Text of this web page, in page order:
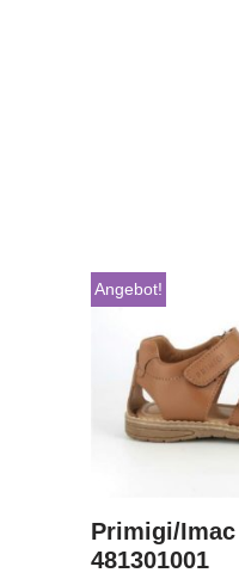
Angebot!
Primigi/Imac
481301001